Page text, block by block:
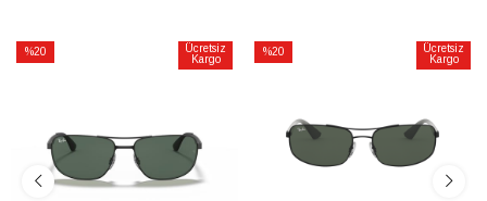
%20
Ücretsiz
Kargo
%20
Ücretsiz
Kargo